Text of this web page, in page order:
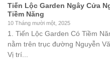
Tiến Lộc Garden Ngây Cửa
Tiềm Năng
10 Tháng mười một, 2025
1. Tiến Lộc Garden Có Tiềm
nằm trên trục đường Nguyễn
Vị trí...